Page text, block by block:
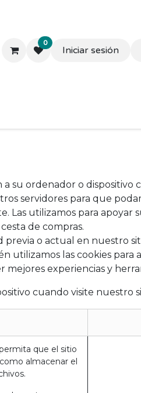
0
Iniciar sesión
su ordenador o dispositivo
servidores para que
utilizamos para apoyar
de compras.
o actual en nuestro
utilizamos las cookies para
mejores experiencias y
cuando visite nuestro
que el sitio
almacenar el